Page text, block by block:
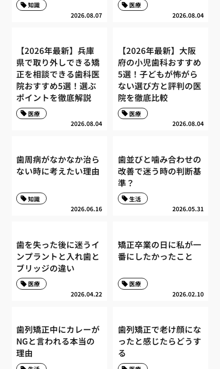
2026.08.07
知識
2026.08.04
医療
【2026年最新】兵庫
県で取り外しできる矯
正を相談できる歯科医
院おすすめ5選！選ぶ
ポイントを徹底解説
2026.08.04
医療
【2026年最新】大阪
府の小児歯科おすすめ
5選！子どもが怖がら
ない選び方と評判の医
院を徹底比較
2026.08.04
医療
歯周病がなかなか治ら
ない時に考えたい理由
2026.06.16
知識
歯並びと噛み合わせの
改善で迷う時の判断基
準？
2026.05.31
生活
歯を失った後に迷うイ
ンプラントと入れ歯と
ブリッジの違い
2026.04.22
医療
矯正卒業の日に私が一
番にしたかったこと
2026.02.10
医療
歯列矯正中にカレーが
NGと言われる本当の
理由
歯列矯正で老け顔にな
ったと感じたらどうす
る